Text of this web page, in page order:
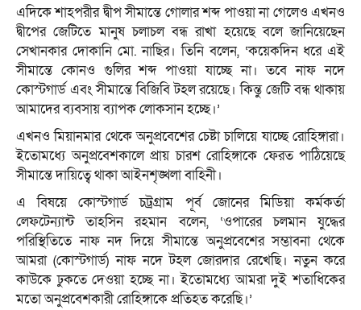
এদিকে শাহপরীর দ্বীপ সীমান্তে গোলার শব্দ পাওয়া না গেলেও এখনও
দ্বীপের জেটিতে মানুষ চলাচল বন্ধ রাখা হয়েছে বলে জানিয়েছেন
সেখানকার দোকানি মো. নাছির। তিনি বলেন, ‘কয়েকদিন ধরে এই
সীমান্তে কোনও গুলির শব্দ পাওয়া যাচ্ছে না। তবে নাফ নদে
কোস্টগার্ড এবং সীমান্তে বিজিবি টহল রয়েছে। কিন্তু জেটি বন্ধ থাকায়
আমাদের ব্যবসায় ব্যাপক লোকসান হচ্ছে।’
এখনও মিয়ানমার থেকে অনুপ্রবেশের চেষ্টা চালিয়ে যাচ্ছে রোহিঙ্গারা।
ইতোমধ্যে অনুপ্রবেশকালে প্রায় চারশ রোহিঙ্গাকে ফেরত পাঠিয়েছে
সীমান্তে দায়িত্বে থাকা আইনশৃঙ্খলা বাহিনী।
এ বিষয়ে কোস্টগার্ড চট্রগ্রাম পূর্ব জোনের মিডিয়া কর্মকর্তা
লেফটেন্যান্ট তাহসিন রহমান বলেন, ‘ওপারের চলমান যুদ্ধের
পরিস্থিতিতে নাফ নদ দিয়ে সীমান্তে অনুপ্রবেশের সম্ভাবনা থেকে
আমরা (কোস্টগার্ড) নাফ নদে টহল জোরদার রেখেছি। নতুন করে
কাউকে ঢুকতে দেওয়া হচ্ছে না। ইতোমধ্যে আমরা দুই শতাধিকের
মতো অনুপ্রবেশকারী রোহিঙ্গাকে প্রতিহত করেছি।’